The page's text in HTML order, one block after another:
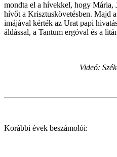
mondta el a hívekkel, hogy Mária,
hívőt a Krisztuskövetésben. Majd
imájával kérték az Urat papi
áldással, a Tantum ergóval és a
Videó:
Korábbi évek beszámolói: